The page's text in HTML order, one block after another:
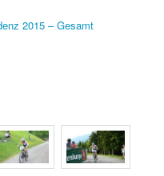
2015 – Gesamt